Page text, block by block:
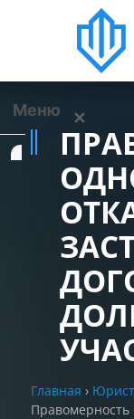
Меню ✕
Задать вопрос
(WhatsApp)
Позвонить нам
Главная ›
Правомерность